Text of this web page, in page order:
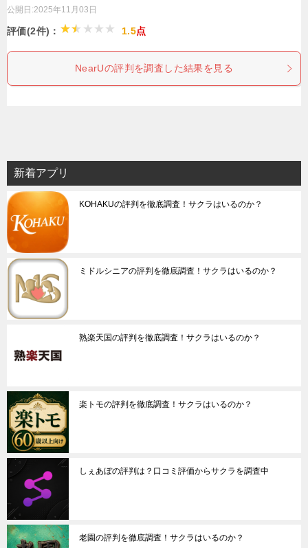
公開日:2025年11月03日
評価(2件)： 1.5点
NearUの評判を調査した結果を見る
新着アプリ
KOHAKUの評判を徹底調査！サクラはいるのか？
ミドルシニアの評判を徹底調査！サクラはいるのか？
熟楽天国の評判を徹底調査！サクラはいるのか？
楽トモの評判を徹底調査！サクラはいるのか？
しぇあぼの評判は？口コミ評価からサクラを調査中
老園の評判を徹底調査！サクラはいるのか？